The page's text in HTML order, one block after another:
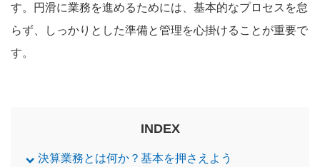
す。円滑に業務を進めるためには、基本的なプロセスを怠
らず、しっかりとした準備と管理を心掛けることが重要で
す。
INDEX
決算業務とは何か？基本を押さえよう